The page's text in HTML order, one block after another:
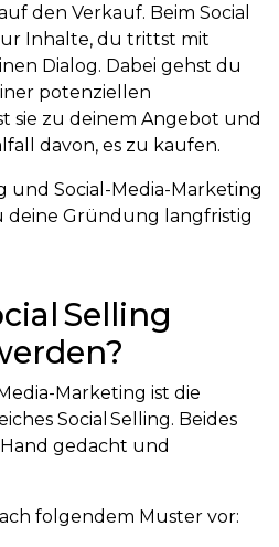
den Verkauf. Beim Social
Inhalte, du trittst mit
Dialog. Dabei gehst du
potenziellen
sie zu deinem Angebot und
davon, es zu kaufen.
und Social-Media-Marketing
deine Gründung langfristig
Selling
Marketing ist die
Social Selling. Beides
gedacht und
folgendem Muster vor: